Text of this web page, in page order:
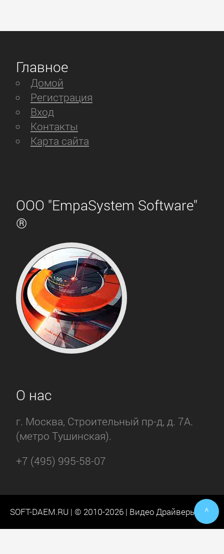
Главное
Домой
Регистрация
Вход
Контакты
Карта сайта
ООО "EmpaSystem Software"
®
О нас
г. Москва, Строительный пр-д, д. 7А.
(метро Тушинская).
+7 (495) 995-58-07
SOFT-DAEM.RU | © 2010-2026 | Видео Драйверы ^